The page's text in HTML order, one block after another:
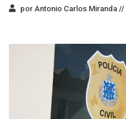
por Antonio Carlos Miranda //